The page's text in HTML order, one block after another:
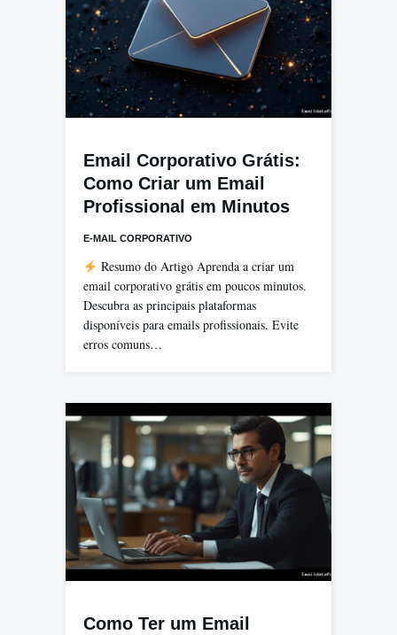
Email Corporativo Grátis:
Como Criar um Email
Profissional em Minutos
E-MAIL CORPORATIVO
Resumo do Artigo Aprenda a criar um
email corporativo grátis em poucos minutos.
Descubra as principais plataformas
disponíveis para emails profissionais. Evite
erros comuns…
Como Ter um Email